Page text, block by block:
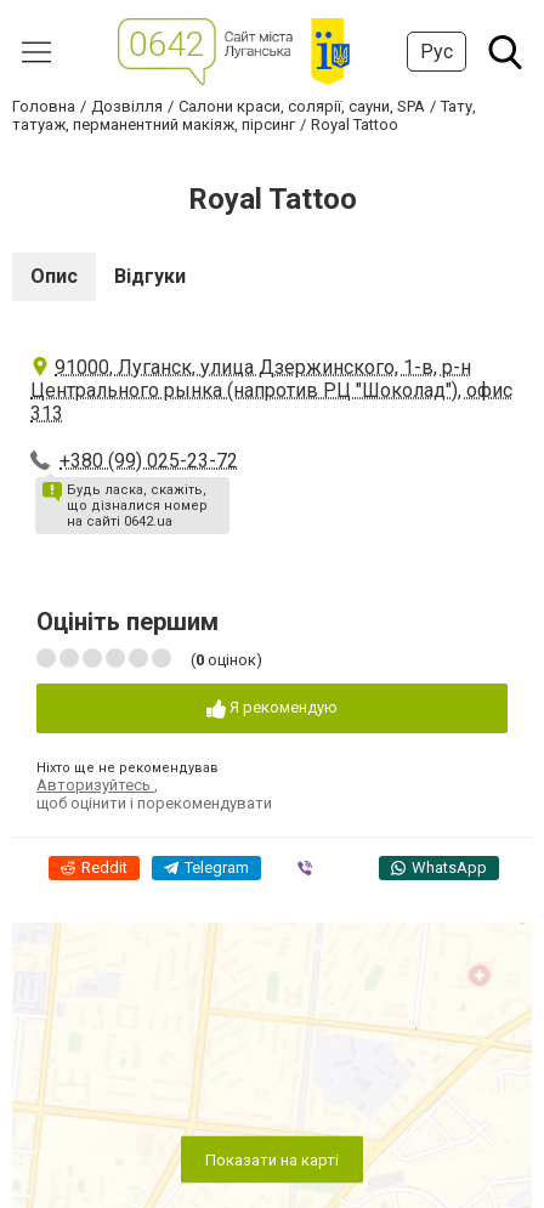
Рус
Головна Дозвілля Салони краси, солярії, сауни, SPA
Тату,
татуаж, перманентний макіяж, пірсинг
Royal Tattoo
Royal Tattoo
Опис Відгуки
91000, Луганск, улица Дзержинского, 1-в, р-н
Центрального рынка (напротив РЦ "Шоколад"), офис
313
+380 (99) 025-23-72
Будь ласка, скажіть,
що дізналися номер
на сайті 0642.ua
Оцініть першим
(0 оцінок)
Я рекомендую
Ніхто ще не рекомендував
Авторизуйтесь
щоб оцінити і порекомендувати
Reddit Telegram WhatsApp
Показати на карті